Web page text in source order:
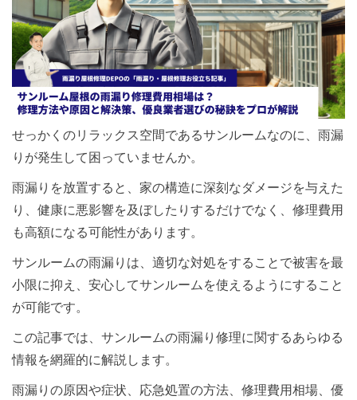
せっかくのリラックス空間であるサンルームなのに、雨漏
りが発生して困っていませんか。
雨漏りを放置すると、家の構造に深刻なダメージを与えた
り、健康に悪影響を及ぼしたりするだけでなく、修理費用
も高額になる可能性があります。
サンルームの雨漏りは、適切な対処をすることで被害を最
小限に抑え、安心してサンルームを使えるようにすること
が可能です。
この記事では、サンルームの雨漏り修理に関するあらゆる
情報を網羅的に解説します。
雨漏りの原因や症状、応急処置の方法、修理費用相場、優